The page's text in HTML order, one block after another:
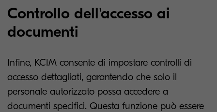
Controllo dell'accesso ai
documenti
Infine, KCIM consente di impostare controlli di
accesso dettagliati, garantendo che solo il
personale autorizzato possa accedere a
documenti specifici. Questa funzione può essere